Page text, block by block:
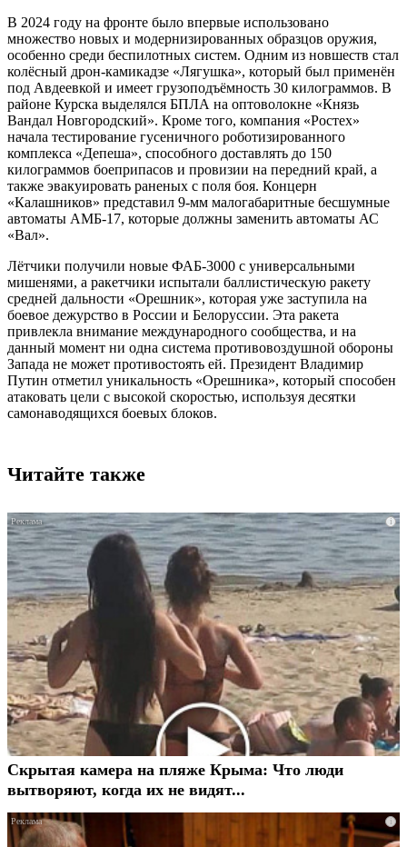
В 2024 году на фронте было впервые использовано
множество новых и модернизированных образцов оружия,
особенно среди беспилотных систем. Одним из новшеств стал
колёсный дрон-камикадзе «Лягушка», который был применён
под Авдеевкой и имеет грузоподъёмность 30 килограммов. В
районе Курска выделялся БПЛА на оптоволокне «Князь
Вандал Новгородский». Кроме того, компания «Ростех»
начала тестирование гусеничного роботизированного
комплекса «Депеша», способного доставлять до 150
килограммов боеприпасов и провизии на передний край, а
также эвакуировать раненых с поля боя. Концерн
«Калашников» представил 9-мм малогабаритные бесшумные
автоматы АМБ-17, которые должны заменить автоматы АС
«Вал».
Лётчики получили новые ФАБ-3000 с универсальными
мишенями, а ракетчики испытали баллистическую ракету
средней дальности «Орешник», которая уже заступила на
боевое дежурство в России и Белоруссии. Эта ракета
привлекла внимание международного сообщества, и на
данный момент ни одна система противовоздушной обороны
Запада не может противостоять ей. Президент Владимир
Путин отметил уникальность «Орешника», который способен
атаковать цели с высокой скоростью, используя десятки
самонаводящихся боевых блоков.
Читайте также
i
Скрытая камера на пляже Крыма: Что люди
вытворяют, когда их не видят...
i